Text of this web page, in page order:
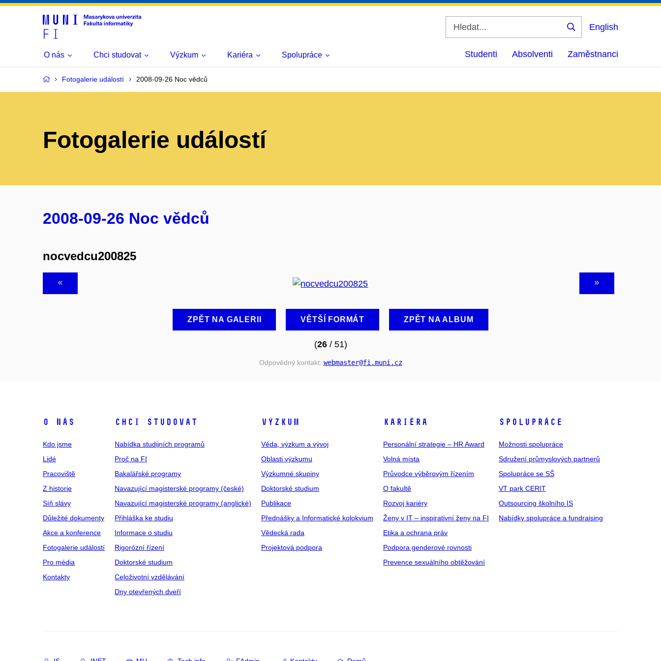
Vyhledat
English
O nás Chci studovat Výzkum Kariéra Spolupráce Studenti Absolventi Zaměstnanci
Fotogalerie událostí 2008-09-26 Noc vědců
Fotogalerie událostí
2008-09-26 Noc vědců
nocvedcu200825
ZPĚT NA GALERII VĚTŠÍ FORMÁT ZPĚT NA ALBUM
(26/ 51)
Odpovědný kontakt: webmaster@fi .muni .cz
O NÁS
Kdo jsme
Lidé
Pracoviště
Z historie
Síň slávy
Důležité dokumenty
Akce a konference
Fotogalerie událostí
Pro média
Kontakty
CHCI STUDOVAT
Nabídka studijních programů
Proč na FI
Bakalářské programy
Navazující magisterské programy (české)
Navazující magisterské programy (anglické)
Přihláška ke studiu
Informace o studiu
Rigorózní řízení
Doktorské studium
Celoživotní vzdělávání
Dny otevřených dveří
VÝZKUM
Věda, výzkum a vývoj
Oblasti výzkumu
Výzkumné skupiny
Doktorské studium
Publikace
Přednášky a Informatické kolokvium
Vědecká rada
Projektová podpora
KARIÉRA
Personální strategie – HR Award
Volná místa
Průvodce výběrovým řízením
O fakultě
Rozvoj kariéry
Ženy v IT – inspirativní ženy na FI
Etika a ochrana práv
Podpora genderové rovnosti
Prevence sexuálního obtěžování
SPOLUPRÁCE
Možnosti spolupráce
Sdružení průmyslových partnerů
Spolupráce se SŠ
VT park CERIT
Outsourcing školního IS
Nabídky spolupráce a fundraising